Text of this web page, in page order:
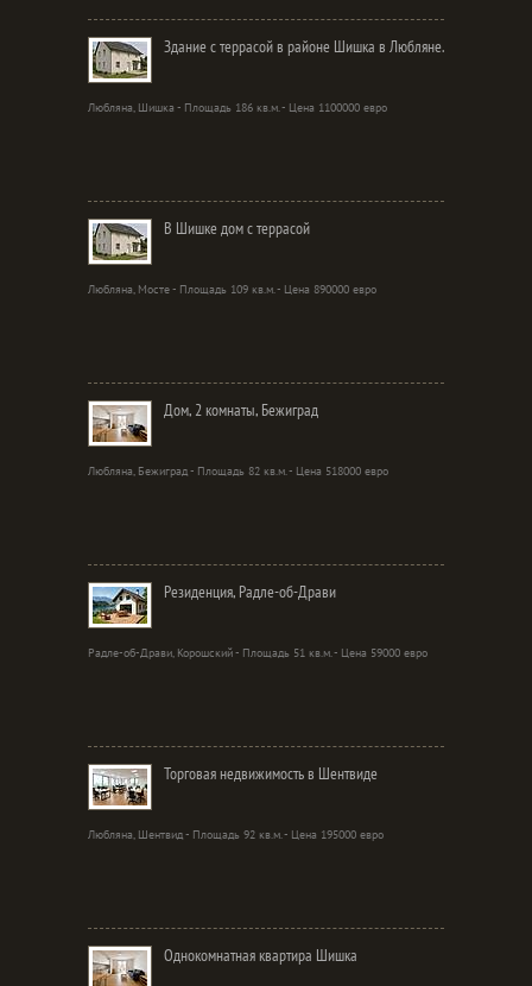
Здание с террасой в районе Шишка в Любляне.
Любляна, Шишка - Площадь 186 кв.м. - Цена 1100000 евро
В Шишке дом с террасой
Любляна, Мосте - Площадь 109 кв.м. - Цена 890000 евро
Дом, 2 комнаты, Бежиград
Любляна, Бежиград - Площадь 82 кв.м. - Цена 518000 евро
Резиденция, Радле-об-Драви
Радле-об-Драви, Корошский - Площадь 51 кв.м. - Цена 59000 евро
Торговая недвижимость в Шентвиде
Любляна, Шентвид - Площадь 92 кв.м. - Цена 195000 евро
Однокомнатная квартира Шишка